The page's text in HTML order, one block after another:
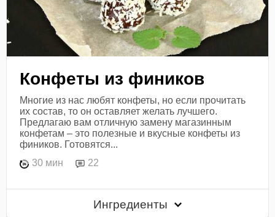
Конфеты из фиников
Многие из нас любят конфеты, но если прочитать
их состав, то он оставляет желать лучшего.
Предлагаю вам отличную замену магазинным
конфетам – это полезные и вкусные конфеты из
фиников. Готовятся...
30 мин
22
Ингредиенты